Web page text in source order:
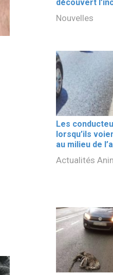
découvert
Nouvelles
Les
lorsqu’ils
au milieu de
Actualités